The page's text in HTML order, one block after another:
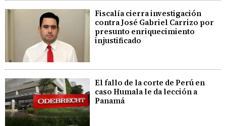
Fiscalía cierra investigación
contra José Gabriel Carrizo por
presunto enriquecimiento
injustificado
El fallo de la corte de Perú en
caso Humala le da lección a
Panamá